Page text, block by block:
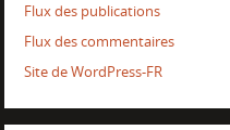
Flux des publications
Flux des commentaires
Site de WordPress-FR